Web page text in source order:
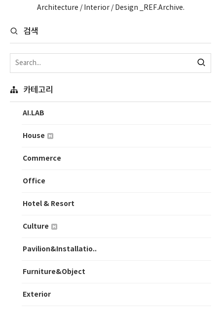
Architecture / Interior / Design _REF.Archive.
검색
카테고리
AI.LAB
House
Commerce
Office
Hotel & Resort
Culture
Pavilion&Installatio..
Furniture&Object
Exterior